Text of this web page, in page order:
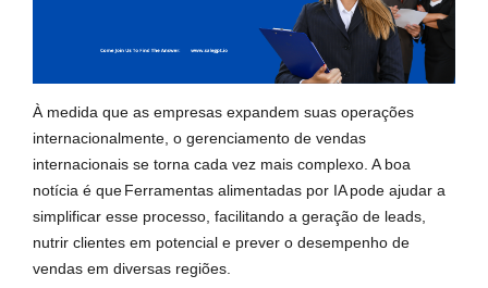
À medida que as empresas expandem suas operações
internacionalmente, o gerenciamento de vendas
internacionais se torna cada vez mais complexo. A boa
notícia é queFerramentas alimentadas por IApode ajudar a
simplificar esse processo, facilitando a geração de leads,
nutrir clientes em potencial e prever o desempenho de
vendas em diversas regiões.